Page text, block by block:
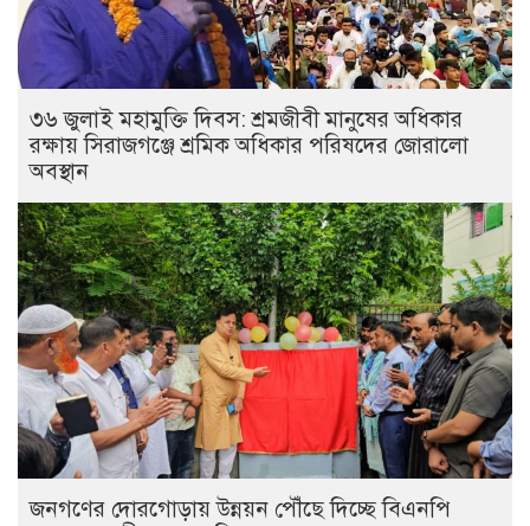
৩৬ জুলাই মহামুক্তি দিবস: শ্রমজীবী মানুষের অধিকার
রক্ষায় সিরাজগঞ্জে শ্রমিক অধিকার পরিষদের জোরালো
অবস্থান
জনগণের দোরগোড়ায় উন্নয়ন পৌঁছে দিচ্ছে বিএনপি